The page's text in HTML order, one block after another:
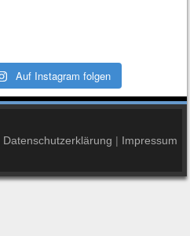
Auf Instagram folgen
Datenschutzerklärung | Impressum